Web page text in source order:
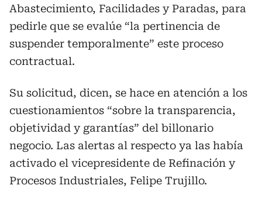
Abastecimiento, Facilidades y Paradas, para
pedirle que se evalúe “la pertinencia de
suspender temporalmente” este proceso
contractual.
Su solicitud, dicen, se hace en atención a los
cuestionamientos “sobre la transparencia,
objetividad y garantías” del billonario
negocio. Las alertas al respecto ya las había
activado el vicepresidente de Refinación y
Procesos Industriales, Felipe Trujillo.